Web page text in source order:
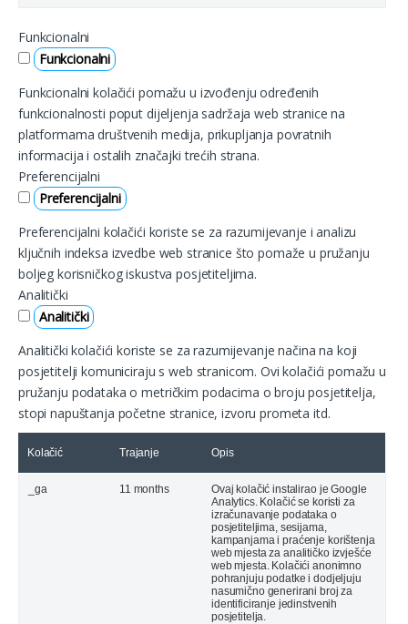
Funkcionalni
Funkcionalni
Funkcionalni kolačići pomažu u izvođenju određenih
funkcionalnosti poput dijeljenja sadržaja web stranice na
platformama društvenih medija, prikupljanja povratnih
informacija i ostalih značajki trećih strana.
Preferencijalni
Preferencijalni
Preferencijalni kolačići koriste se za razumijevanje i analizu
ključnih indeksa izvedbe web stranice što pomaže u pružanju
boljeg korisničkog iskustva posjetiteljima.
Analitički
Analitički
Analitički kolačići koriste se za razumijevanje načina na koji
posjetitelji komuniciraju s web stranicom. Ovi kolačići pomažu u
pružanju podataka o metričkim podacima o broju posjetitelja,
stopi napuštanja početne stranice, izvoru prometa itd.
Kolačić Trajanje Opis
_ga 11 months
Ovaj kolačić instalirao je Google
Analytics. Kolačić se koristi za
izračunavanje podataka o
posjetiteljima, sesijama,
kampanjama i praćenje korištenja
web mjesta za analitičko izvješće
web mjesta. Kolačići anonimno
pohranjuju podatke i dodjeljuju
nasumično generirani broj za
identificiranje jedinstvenih
posjetitelja.